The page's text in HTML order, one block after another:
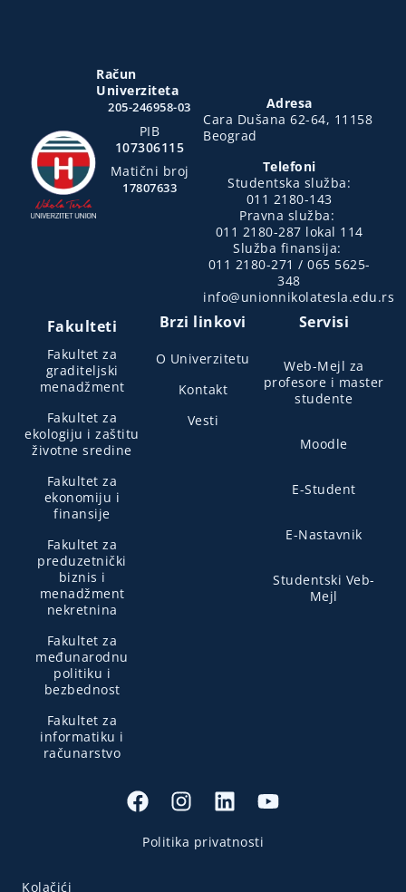
Račun
Univerziteta
205-246958-03
PIB
107306115
Matični broj
17807633
Adresa
Cara Dušana 62-64, 11158
Beograd
Telefoni
Studentska služba:
011 2180-143
Pravna služba:
011 2180-287 lokal 114
Služba finansija:
011 2180-271 / 065 5625-
348
info@unionnikolatesla.edu.rs
Fakulteti
Fakultet za
graditeljski
menadžment
Fakultet za
ekologiju i zaštitu
životne sredine
Fakultet za
ekonomiju i
finansije
Fakultet za
preduzetnički
biznis i
menadžment
nekretnina
Fakultet za
međunarodnu
politiku i
bezbednost
Fakultet za
informatiku i
računarstvo
Brzi linkovi
O Univerzitetu
Kontakt
Vesti
Servisi
Web-Mejl za
profesore i master
studente
Moodle
E-Student
E-Nastavnik
Studentski Veb-
Mejl
Politika privatnosti
Kolačići